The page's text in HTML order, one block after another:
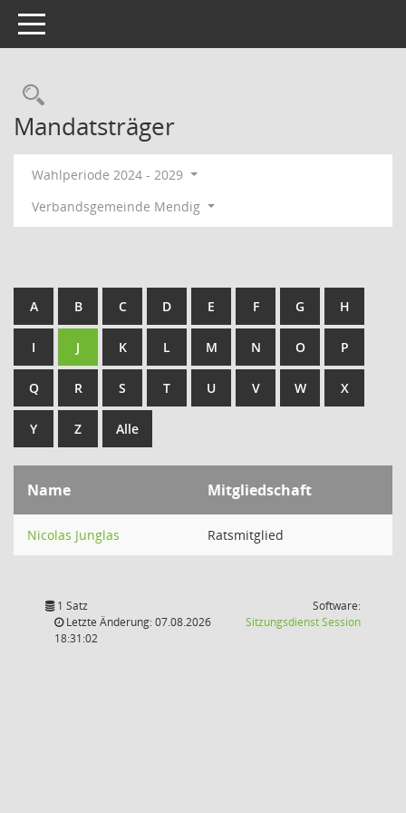
Toggle navigation
Rechercheauswahl
Mandatsträger
Wahlperiode 2024 - 2029
Verbandsgemeinde Mendig
A B C D E F G H
I J K L M N O P
Q R S T U V W X
Y Z Alle
Name Mitgliedschaft
Nicolas Junglas Ratsmitglied
1 Satz
Letzte Änderung: 07.08.2026
18:31:02
Software:
SitzungsdienstSession(Wird in